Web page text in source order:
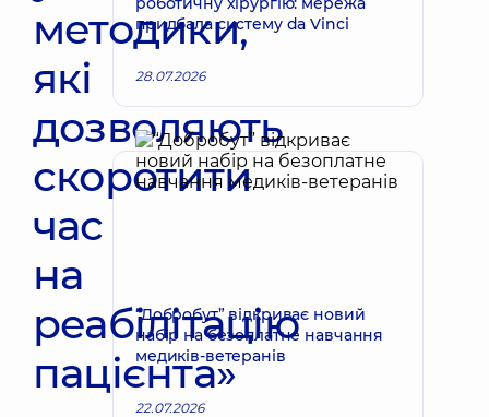
методики,
які
дозволяють
скоротити
час
на
реабілітацію
пацієнта»
придбала систему da Vinci
28.07.2026
“Добробут” відкриває новий
набір на безоплатне навчання
медиків-ветеранів
22.07.2026